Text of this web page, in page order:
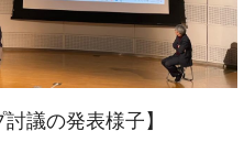
討議の発表様子】